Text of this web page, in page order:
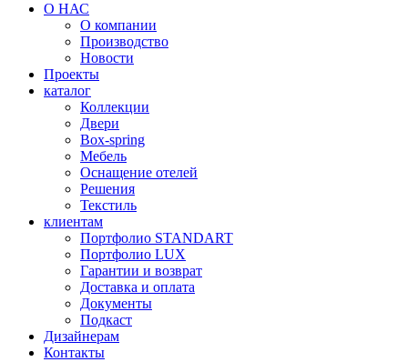
О НАС
О компании
Производство
Новости
Проекты
каталог
Коллекции
Двери
Box-spring
Мебель
Оснащение отелей
Решения
Текстиль
клиентам
Портфолио STANDART
Портфолио LUX
Гарантии и возврат
Доставка и оплата
Документы
Подкаст
Дизайнерам
Контакты